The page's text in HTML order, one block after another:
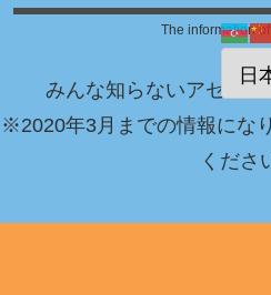
The information
みんな知らないアゼル
※2020年3月までの情報にな
くださ